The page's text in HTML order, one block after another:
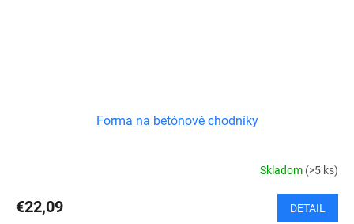
Forma na betónové chodníky
Skladom (>5 ks)
€22,09 DETAIL